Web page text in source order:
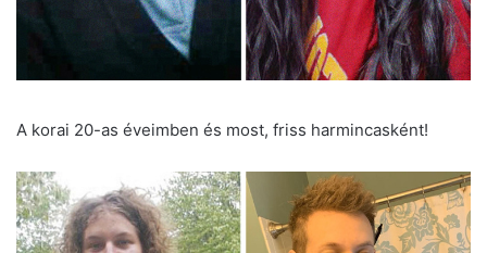
A korai 20-as éveimben és most, friss harmincasként!